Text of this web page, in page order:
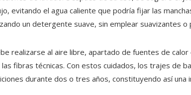
evitando el agua caliente que podría fijar las
un detergente suave, sin emplear suavizantes
realizarse al aire libre, apartado de fuentes de
fibras técnicas. Con estos cuidados, los trajes de
durante dos o tres años, constituyendo así una